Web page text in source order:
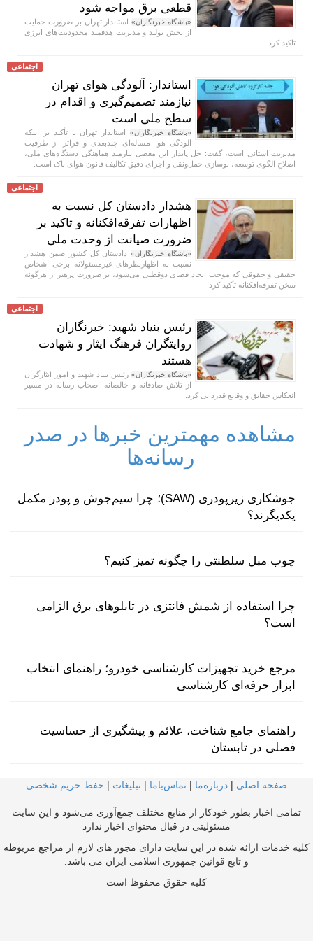
قطعی برق مواجه شود
«باشگاه خبرنگاران»استاندار تهران بر ضرورت حمایت
از بخش تولید و مدیریت هدفمند محدودیت‌های انرژی
تاکید کرد.
اجتماعی
استاندار: آلودگی هوای تهران
نیازمند تصمیم‌گیری و اقدام در
سطح ملی است
«باشگاه خبرنگاران»استاندار تهران با تأکید بر اینکه
آلودگی هوا مساله‌ای چندبعدی و فراتر از ظرفیت
مدیریت استانی است، گفت: حل پایدار این معضل نیازمند هماهنگی دستگاه‌های ملی،
اصلاح الگوی توسعه، نوسازی حمل‌ونقل و اجرای دقیق تکالیف قانون هوای پاک است.
اجتماعی
هشدار دادستان کل نسبت به
اظهارات تفرقه‌افکنانه و تاکید بر
ضرورت صیانت از وحدت ملی
«باشگاه خبرنگاران»دادستان کل کشور ضمن هشدار
نسبت به اظهارنظر‌های غیرمسئولانه برخی اشخاص
حقیقی و حقوقی که موجب ایجاد فضای دوقطبی می‌شود، بر ضرورت پرهیز از هرگونه
سخن تفرقه‌افکنانه تأکید کرد.
اجتماعی
رئیس بنیاد شهید: خبرنگاران
روایتگران فرهنگ ایثار و شهادت
هستند
«باشگاه خبرنگاران» رئیس بنیاد شهید و امور ایثارگران
از تلاش صادقانه و خالصانه اصحاب رسانه در مسیر
انعکاس حقایق و وقایع قدردانی کرد.
مشاهده مهمترین خبرها در صدر
رسانه‌ها
جوشکاری زیرپودری (SAW)؛ چرا سیم‌جوش و پودر مکمل
یکدیگرند؟
چوب مبل سلطنتی را چگونه تمیز کنیم؟
چرا استفاده از شمش فانتزی در تابلوهای برق الزامی
است؟
مرجع خرید تجهیزات کارشناسی خودرو؛ راهنمای انتخاب
ابزار حرفه‌ای کارشناسی
راهنمای جامع شناخت، علائم و پیشگیری از حساسیت
فصلی در تابستان
صفحه اصلی | درباره‌ما | تماس‌با‌ما | تبلیغات | حفظ حریم شخصی
تمامی اخبار بطور خودکار از منابع مختلف جمع‌آوری می‌شود و این سایت
مسئولیتی در قبال محتوای اخبار ندارد
کلیه خدمات ارائه شده در این سایت دارای مجوز های لازم از مراجع مربوطه
و تابع قوانین جمهوری اسلامی ایران می باشد.
کلیه حقوق محفوظ است